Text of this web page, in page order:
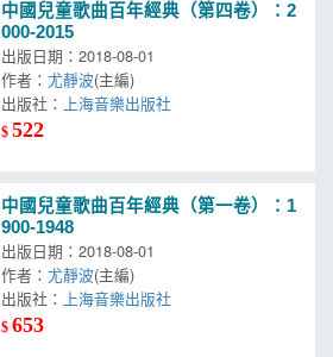
中國兒童歌曲百年經典（第四卷）：2
000-2015
出版日期：2018-08-01
作者：尤靜波(主編)
出版社： 上海音樂出版社
$522
中國兒童歌曲百年經典（第一卷）：1
900-1948
出版日期：2018-08-01
作者：尤靜波(主編)
出版社： 上海音樂出版社
$653